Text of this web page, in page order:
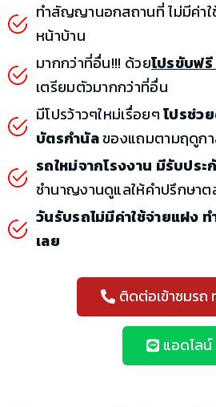
ทำสัญญานอกสถานที่ ไม่มีค่าใ
หน้าบ้าน
มากกว่าที่อื่น!!! ด้วยโปรขับฟรี
เตรียมตัวมากกว่าที่อื่น
มีโปรว้าวๆใหม่เรื่อยๆโปรช่ว
บัตรกำนัลของแถมตามฤดูก
รถใหม่จากโรงงาน มีรับประ
ชำนาญงานดูแลให้คำปรึกษา
วันรับรถไม่มีค่าใช้จ่ายแฝง ท
เลย
ติดต่อเข้าชมรถ
แอดไลน์